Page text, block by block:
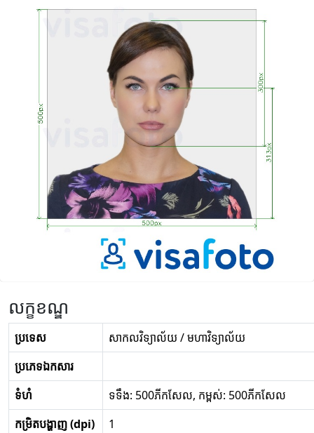
លក្ខខណ្ឌ
ប្រទេស
សាកលវិទ្យាល័យ / មហាវិទ្យាល័យ
ប្រភេទឯកសារ
ទំហំ
ទទឹង: 500ភីកសែល, កម្ពស់: 500ភីកសែល
កម្រិតបង្ហាញ (dpi)
1